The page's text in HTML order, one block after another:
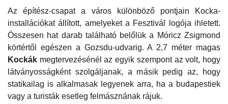
Az építész-csapat a város különböző pontjain Kocka-
installációkat állított, amelyeket a Fesztivál logója ihletett.
Összesen hat darab található belőlük a Móricz Zsigmond
körtértől egészen a Gozsdu-udvarig. A 2,7 méter magas
Kockák megtervezésénél az egyik szempont az volt, hogy
látványosságként szolgáljanak, a másik pedig az, hogy
statikailag is alkalmasak legyenek arra, ha a budapestiek
vagy a turisták esetleg felmásznának rájuk.